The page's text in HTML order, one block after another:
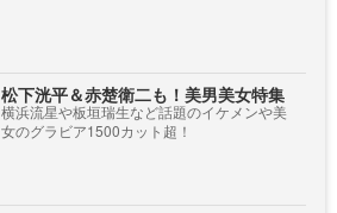
松下洸平＆赤楚衛二も！美男美女特集
横浜流星や板垣瑞生など話題のイケメンや美
女のグラビア1500カット超！